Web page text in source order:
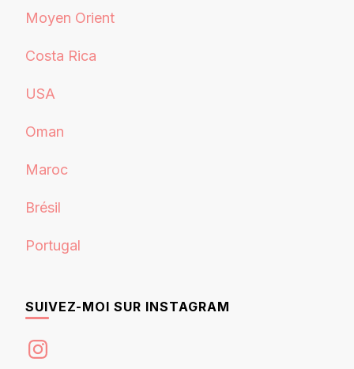
Moyen Orient
Costa Rica
USA
Oman
Maroc
Brésil
Portugal
SUIVEZ-MOI SUR INSTAGRAM
Instagram